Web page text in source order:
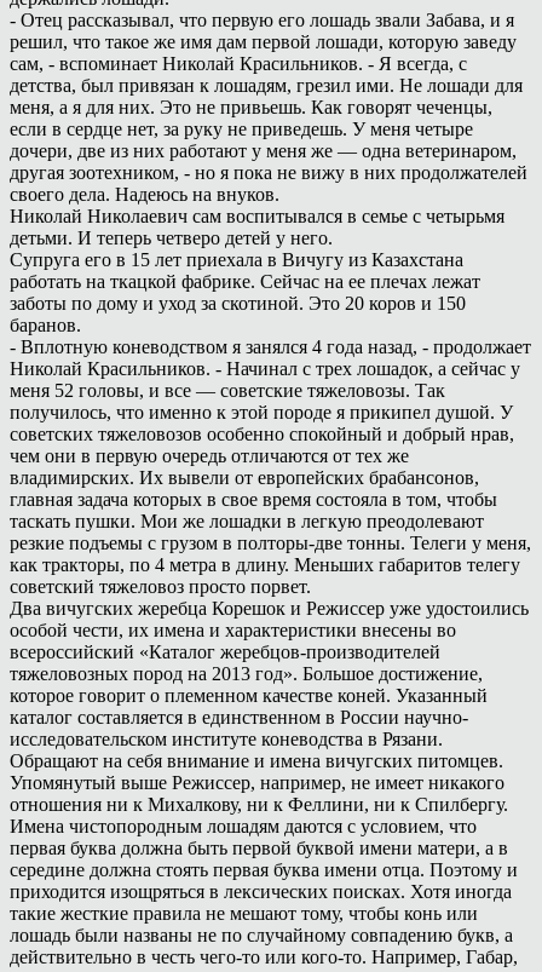
- Отец рассказывал, что первую его лошадь звали Забава, и я
решил, что такое же имя дам первой лошади, которую заведу
сам, - вспоминает Николай Красильников. - Я всегда, с
детства, был привязан к лошадям, грезил ими. Не лошади для
меня, а я для них. Это не привьешь. Как говорят чеченцы,
если в сердце нет, за руку не приведешь. У меня четыре
дочери, две из них работают у меня же — одна ветеринаром,
другая зоотехником, - но я пока не вижу в них продолжателей
своего дела. Надеюсь на внуков.
Николай Николаевич сам воспитывался в семье с четырьмя
детьми. И теперь четверо детей у него.
Супруга его в 15 лет приехала в Вичугу из Казахстана
работать на ткацкой фабрике. Сейчас на ее плечах лежат
заботы по дому и уход за скотиной. Это 20 коров и 150
баранов.
- Вплотную коневодством я занялся 4 года назад, - продолжает
Николай Красильников. - Начинал с трех лошадок, а сейчас у
меня 52 головы, и все — советские тяжеловозы. Так
получилось, что именно к этой породе я прикипел душой. У
советских тяжеловозов особенно спокойный и добрый нрав,
чем они в первую очередь отличаются от тех же
владимирских. Их вывели от европейских брабансонов,
главная задача которых в свое время состояла в том, чтобы
таскать пушки. Мои же лошадки в легкую преодолевают
резкие подъемы с грузом в полторы-две тонны. Телеги у меня,
как тракторы, по 4 метра в длину. Меньших габаритов телегу
советский тяжеловоз просто порвет.
Два вичугских жеребца Корешок и Режиссер уже удостоились
особой чести, их имена и характеристики внесены во
всероссийский «Каталог жеребцов-производителей
тяжеловозных пород на 2013 год». Большое достижение,
которое говорит о племенном качестве коней. Указанный
каталог составляется в единственном в России научно-
исследовательском институте коневодства в Рязани.
Обращают на себя внимание и имена вичугских питомцев.
Упомянутый выше Режиссер, например, не имеет никакого
отношения ни к Михалкову, ни к Феллини, ни к Спилбергу.
Имена чистопородным лошадям даются с условием, что
первая буква должна быть первой буквой имени матери, а в
середине должна стоять первая буква имени отца. Поэтому и
приходится изощряться в лексических поисках. Хотя иногда
такие жесткие правила не мешают тому, чтобы конь или
лошадь были названы не по случайному совпадению букв, а
действительно в честь чего-то или кого-то. Например, Габар,